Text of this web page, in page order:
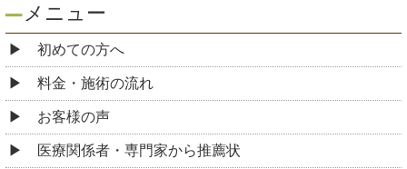
メニュー
初めての方へ
料金・施術の流れ
お客様の声
医療関係者・専門家から推薦状